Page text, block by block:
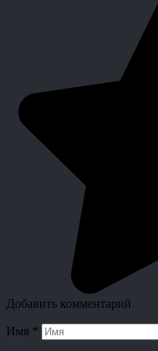
Добавить комментарий
Имя *